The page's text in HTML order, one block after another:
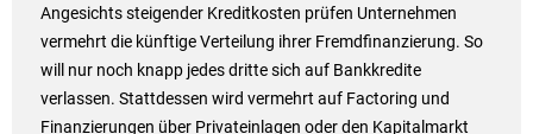
Angesichts steigender Kreditkosten prüfen Unternehmen
vermehrt die künftige Verteilung ihrer Fremdfinanzierung. So
will nur noch knapp jedes dritte sich auf Bankkredite
verlassen. Stattdessen wird vermehrt auf Factoring und
Finanzierungen über Privateinlagen oder den Kapitalmarkt